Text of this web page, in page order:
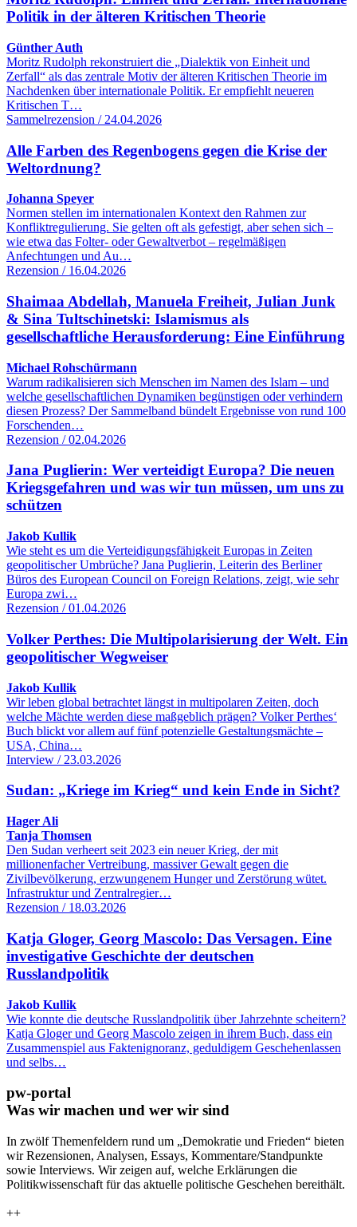
Politik in der älteren Kritischen Theorie
Günther Auth
Moritz Rudolph rekonstruiert die „Dialektik von Einheit und
Zerfall“ als das zentrale Motiv der älteren Kritischen Theorie im
Nachdenken über internationale Politik. Er empfiehlt neueren
Kritischen T…
Sammelrezension / 24.04.2026
Alle Farben des Regenbogens gegen die Krise der
Weltordnung?
Johanna Speyer
Normen stellen im internationalen Kontext den Rahmen zur
Konfliktregulierung. Sie gelten oft als gefestigt, aber sehen sich –
wie etwa das Folter- oder Gewaltverbot – regelmäßigen
Anfechtungen und Au…
Rezension / 16.04.2026
Shaimaa Abdellah, Manuela Freiheit, Julian Junk
& Sina Tultschinetski: Islamismus als
gesellschaftliche Herausforderung: Eine Einführung
Michael Rohschürmann
Warum radikalisieren sich Menschen im Namen des Islam – und
welche gesellschaftlichen Dynamiken begünstigen oder verhindern
diesen Prozess? Der Sammelband bündelt Ergebnisse von rund 100
Forschenden…
Rezension / 02.04.2026
Jana Puglierin: Wer verteidigt Europa? Die neuen
Kriegsgefahren und was wir tun müssen, um uns zu
schützen
Jakob Kullik
Wie steht es um die Verteidigungsfähigkeit Europas in Zeiten
geopolitischer Umbrüche? Jana Puglierin, Leiterin des Berliner
Büros des European Council on Foreign Relations, zeigt, wie sehr
Europa zwi…
Rezension / 01.04.2026
Volker Perthes: Die Multipolarisierung der Welt. Ein
geopolitischer Wegweiser
Jakob Kullik
Wir leben global betrachtet längst in multipolaren Zeiten, doch
welche Mächte werden diese maßgeblich prägen? Volker Perthes‘
Buch blickt vor allem auf fünf potenzielle Gestaltungsmächte –
USA, China…
Interview / 23.03.2026
Sudan: „Kriege im Krieg“ und kein Ende in Sicht?
Hager Ali
Tanja Thomsen
Den Sudan verheert seit 2023 ein neuer Krieg, der mit
millionenfacher Vertreibung, massiver Gewalt gegen die
Zivilbevölkerung, erzwungenem Hunger und Zerstörung wütet.
Infrastruktur und Zentralregier…
Rezension / 18.03.2026
Katja Gloger, Georg Mascolo: Das Versagen. Eine
investigative Geschichte der deutschen
Russlandpolitik
Jakob Kullik
Wie konnte die deutsche Russlandpolitik über Jahrzehnte scheitern?
Katja Gloger und Georg Mascolo zeigen in ihrem Buch, dass ein
Zusammenspiel aus Faktenignoranz, geduldigem Geschehenlassen
und selbs…
pw-portal
Was wir machen und wer wir sind
In zwölf Themenfeldern rund um „Demokratie und Frieden“ bieten
wir Rezensionen, Analysen, Essays, Kommentare/Standpunkte
sowie Interviews. Wir zeigen auf, welche Erklärungen die
Politikwissenschaft für das aktuelle politische Geschehen bereithält.
++